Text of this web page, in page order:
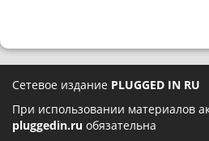
Сетевое издание PLUGGED IN RU
При использовании материалов
pluggedin.ru обязательна